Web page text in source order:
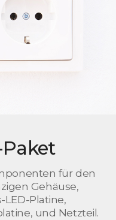
für den
Gehäuse,
Platine,
und Netzteil.